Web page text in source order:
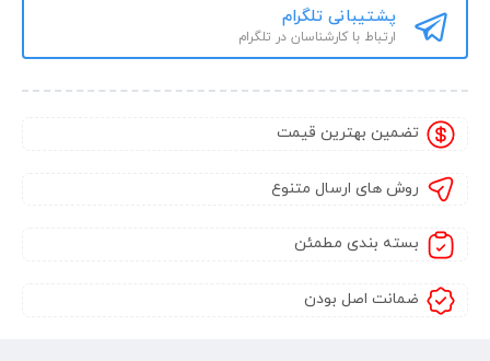
پشتیبانی تلگرام
ارتباط با کارشناسان در تلگرام
تضمین بهترین قیمت
روش های ارسال متنوع
بسته بندی مطمئن
ضمانت اصل بودن